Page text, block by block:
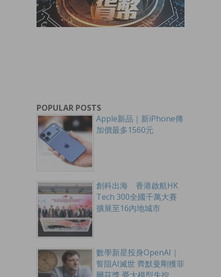
POPULAR POSTS
Apple新品｜新iPhone傳
加價最多1560元
創科出海 香港啟航HK
Tech 300全國千萬大賽
擴展至16內地城市
數學新星投身OpenAI｜
誓阻AI滅世 齊默曼剛獲菲